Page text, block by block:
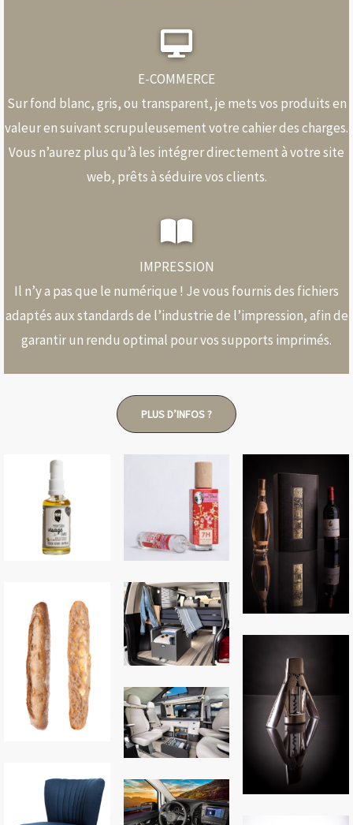
E-COMMERCE
Sur fond blanc, gris, ou transparent, je mets vos produits en
valeur en suivant scrupuleusement votre cahier des charges.
Vous n’aurez plus qu’à les intégrer directement à votre site
web, prêts à séduire vos clients.
IMPRESSION
Il n’y a pas que le numérique ! Je vous fournis des fichiers
adaptés aux standards de l’industrie de l’impression, afin de
garantir un rendu optimal pour vos supports imprimés.
PLUS D’INFOS ?